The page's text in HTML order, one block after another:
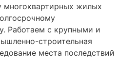
многоквартирных жилых
Работаем с крупными и
строительная
места последствий